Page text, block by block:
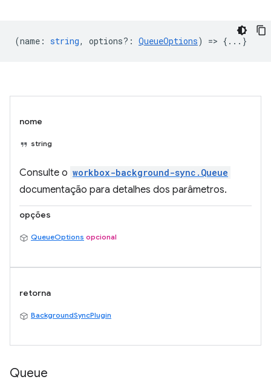
(name : string, options? : QueueOptions) => {...}
nome
string
Consulte o workbox-background-sync.Queue
documentação para detalhes dos parâmetros.
opções
QueueOptions opcional
retorna
BackgroundSyncPlugin
Queue